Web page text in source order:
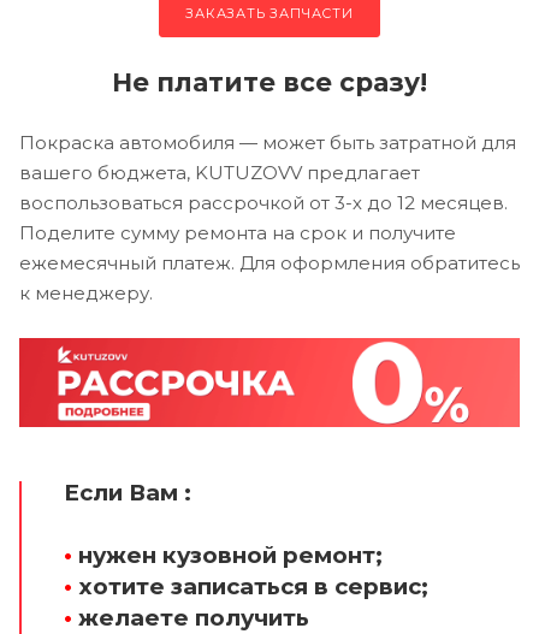
ЗАКАЗАТЬ ЗАПЧАСТИ
Не платите все сразу!
Покраска автомобиля — может быть затратной для
вашего бюджета, KUTUZOVV предлагает
воспользоваться рассрочкой от 3-х до 12 месяцев.
Поделите сумму ремонта на срок и получите
ежемесячный платеж. Для оформления обратитесь
к менеджеру.
Если Вам :
• нужен кузовной ремонт;
• хотите записаться в сервис;
• желаете получить